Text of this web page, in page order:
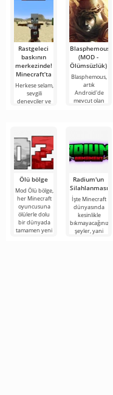
Rastgeleci
baskının
merkezinde!
Minecraft’ta
Herkese selam,
sevgili
deneyciler ve
Blasphemous
(MOD -
Ölümsüzlük)
Blasphemous,
artık
Android'de
mevcut olan
Ölü bölge
Mod Ölü bölge,
her Minecraft
oyuncusuna
ölülerle dolu
bir dünyada
tamamen yeni
Radium'un
Silahlanması
İşte Minecraft
dünyasında
kesinlikle
bıkmayacağınız
şeyler, yani